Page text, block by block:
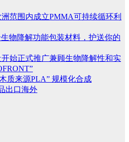
范围内成立PMMA可持续循环利
物降解功能包装材料，护送你的
始正式推广兼顾生物降解性和实
质来源PLA” 规模化合成
出口海外